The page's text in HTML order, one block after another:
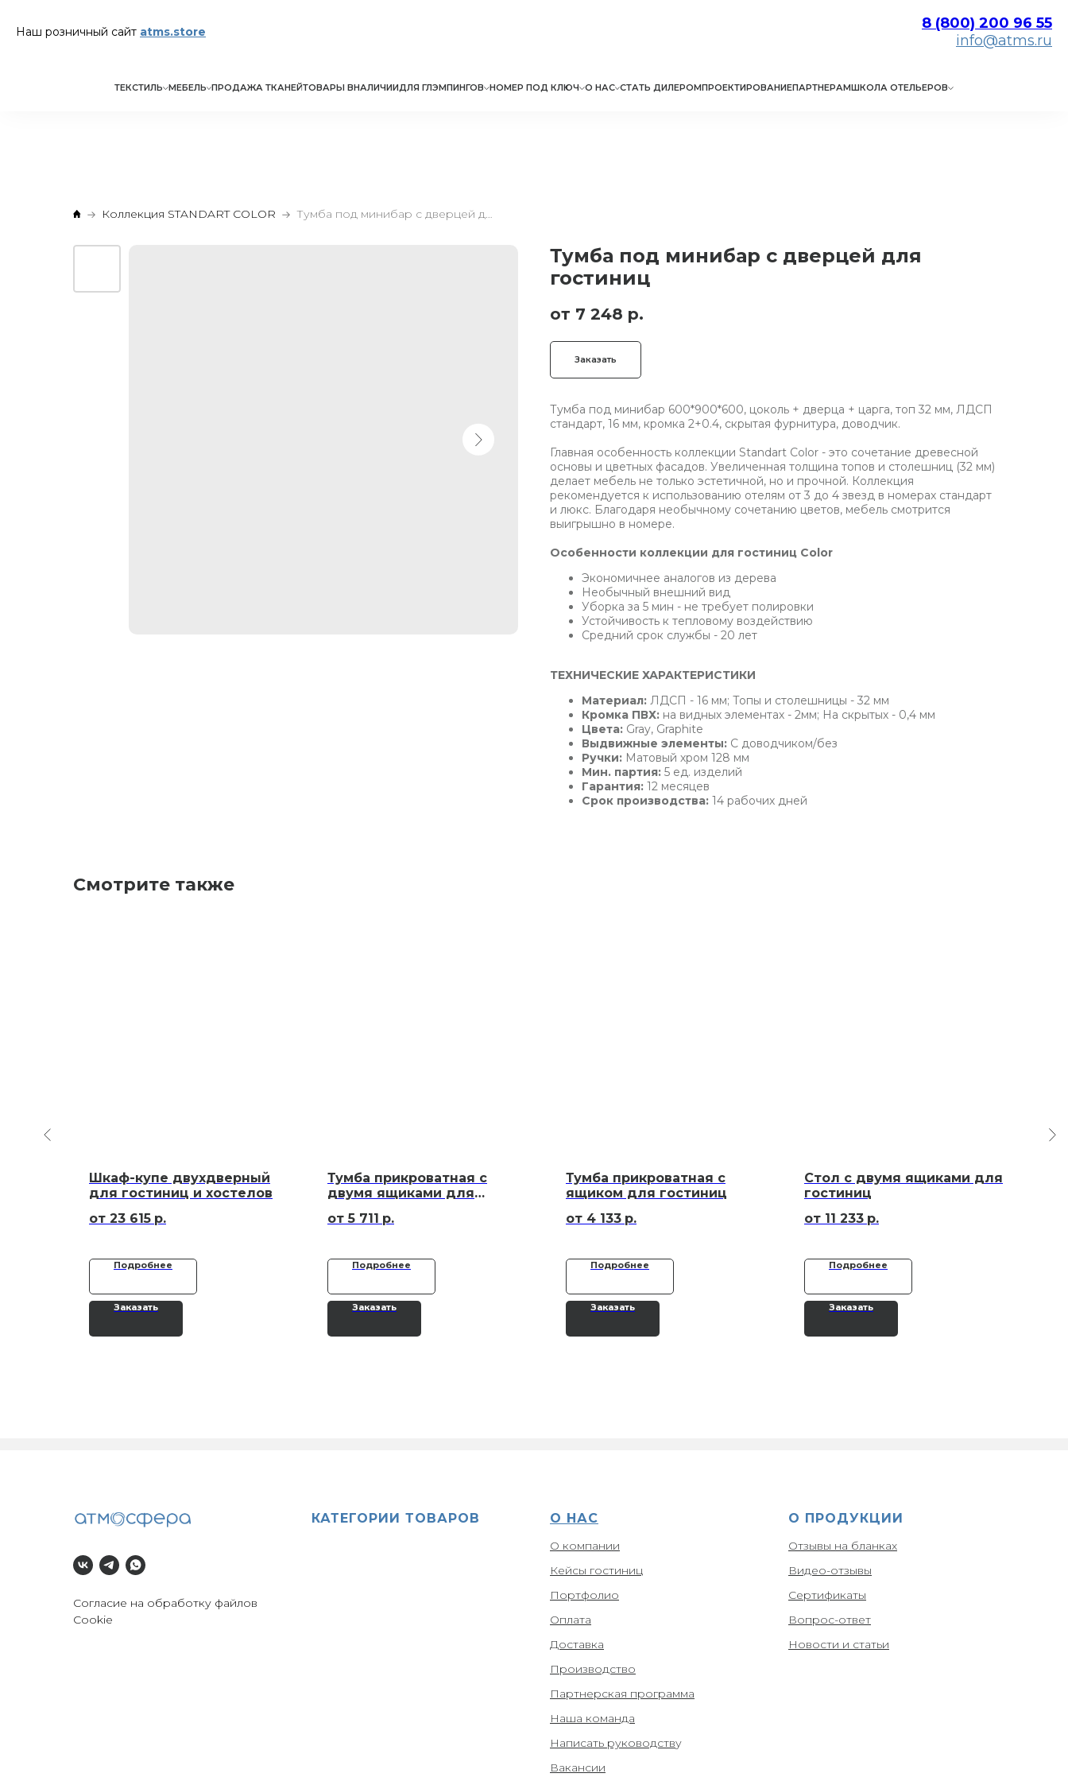
Наш розничный сайт atms.store
8 (800) 200 96 55
info@atms.ru
ТЕКСТИЛЬ МЕБЕЛЬ ПРОДАЖА ТКАНЕЙТОВАРЫ ВНАЛИЧИИДЛЯ ГЛЭМПИНГОВ НОМЕР ПОД КЛЮЧ О НАС СТАТЬ ДИЛЕРОМПРОЕКТИРОВАНИЕПАРТНЕРАМШКОЛА ОТЕЛЬЕРОВ
Коллекция STANDART COLOR Тумба под минибар с дверцей для гостиниц
Тумба под минибар с дверцей для
гостиниц
7 248 р.
Заказать
Тумба под минибар 600*900*600, цоколь + дверца + царга, топ 32 мм, ЛДСП
стандарт, 16 мм, кромка 2+0.4, скрытая фурнитура, доводчик.
Главная особенность коллекции Standart Color - это сочетание древесной
основы и цветных фасадов. Увеличенная толщина топов и столешниц (32 мм)
делает мебель не только эстетичной, но и прочной. Коллекция
рекомендуется к использованию отелям от 3 до 4 звезд в номерах стандарт
и люкс. Благодаря необычному сочетанию цветов, мебель смотрится
выигрышно в номере.
Особенности коллекции для гостиниц Color
Экономичнее аналогов из дерева
Необычный внешний вид
Уборка за 5 мин - не требует полировки
Устойчивость к тепловому воздействию
Средний срок службы - 20 лет
ТЕХНИЧЕСКИЕ ХАРАКТЕРИСТИКИ
Материал: ЛДСП - 16 мм; Топы и столешницы - 32 мм
Кромка ПВХ: на видных элементах - 2мм; На скрытых - 0,4 мм
Цвета: Gray, Graphite
Выдвижные элементы: С доводчиком/без
Ручки: Матовый хром 128 мм
Мин. партия: 5 ед. изделий
Гарантия: 12 месяцев
Срок производства: 14 рабочих дней
Смотрите также
Шкаф-купе двухдверный
для гостиниц и хостелов
23 615 р.
Подробнее
Заказать
Тумба прикроватная с
двумя ящиками для
5 711 р.
Подробнее
Заказать
Тумба прикроватная c
ящиком для гостиниц
4 133 р.
Подробнее
Заказать
Стол с двумя ящиками для
гостиниц
11 233 р.
Подробнее
Заказать
Согласие на обработку файлов
Cookie
КАТЕГОРИИ ТОВАРОВ О НАС
О компании
Кейсы гостиниц
Портфолио
Оплата
Доставка
Производство
Партнерская программа
Наша команда
Написать руководству
Вакансии
О ПРОДУКЦИИ
Отзывы на бланках
Видео-отзывы
Сертификаты
Вопрос-ответ
Новости и статьи